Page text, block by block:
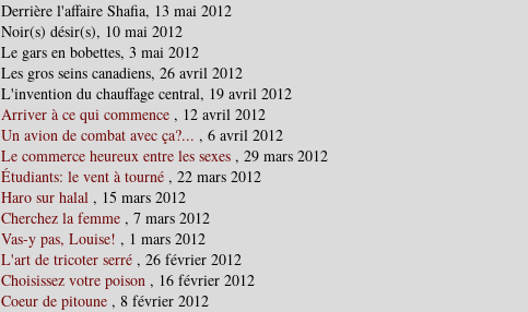
Derrière l'affaire Shafia, 13 mai 2012
Noir(s) désir(s), 10 mai 2012
Le gars en bobettes, 3 mai 2012
Les gros seins canadiens, 26 avril 2012
L'invention du chauffage central, 19 avril 2012
Arriver à ce qui commence , 12 avril 2012
Un avion de combat avec ça?... , 6 avril 2012
Le commerce heureux entre les sexes , 29 mars 2012
Étudiants: le vent à tourné , 22 mars 2012
Haro sur halal , 15 mars 2012
Cherchez la femme , 7 mars 2012
Vas-y pas, Louise! , 1 mars 2012
L'art de tricoter serré , 26 février 2012
Choisissez votre poison , 16 février 2012
Coeur de pitoune , 8 février 2012